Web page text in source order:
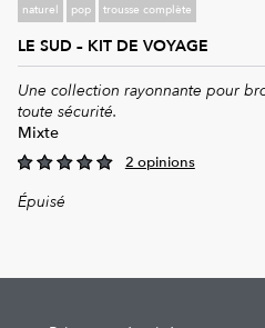
naturel pop trousse complète
LE SUD – KIT DE VOYAGE
Une collection rayonnante pour
toute sécurité.
Mixte
5.00
2 opinions
Épuisé